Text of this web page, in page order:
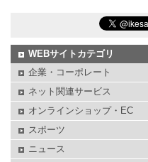
WEBサイトカテゴリ
企業・コーポレート
ネット関連サービス
オンラインショップ・EC
スポーツ
ニュース